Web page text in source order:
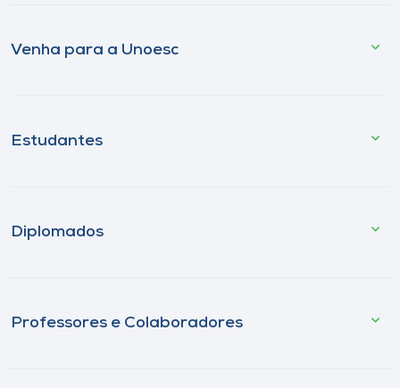
Venha para a Unoesc
Estudantes
Diplomados
Professores e Colaboradores